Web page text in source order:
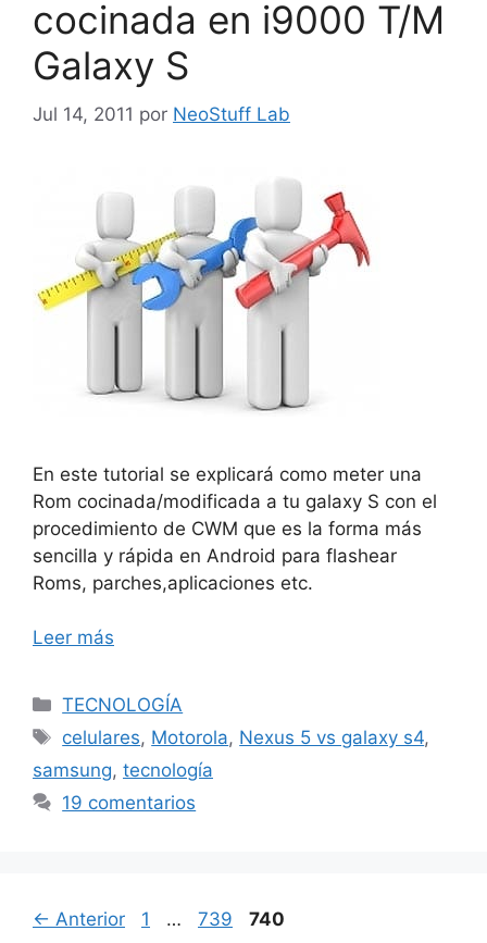
cocinada en i9000 T/M
Galaxy S
Jul 14, 2011 por NeoStuff Lab
En este tutorial se explicará como meter una
Rom cocinada/modificada a tu galaxy S con el
procedimiento de CWM que es la forma más
sencilla y rápida en Android para flashear
Roms, parches,aplicaciones etc.
Leer más
Categorías
TECNOLOGÍA
Etiquetas
celulares, Motorola, Nexus 5 vs galaxy s4,
samsung, tecnología
19 comentarios
← Anterior Página
1 … Página
739 Página
740